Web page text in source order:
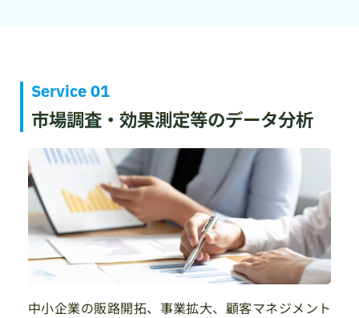
Service 01
市場調査・効果測定等のデータ分析
中小企業の販路開拓、事業拡大、顧客マネジメント